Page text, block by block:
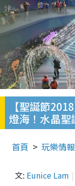
【聖誕節
燈海！水晶
首頁 玩樂情報
文: Eunice Lam